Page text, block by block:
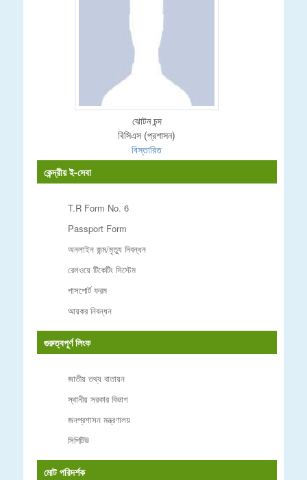
ঝোটন চন্দ
বিসিএস (প্রশাসন)
বিস্তারিত
কেন্দ্রীয় ই-সেবা
T.R Form No. 6
Passport Form
অনলাইন জন্ম/মৃত্যু নিবন্ধন
রেলওয়ে টিকেটিং সিস্টেম
পাসপোর্ট ফরম
আয়কর নিবন্ধন
গুরুত্বপূর্ণ লিংক
জাতীয় তথ্য বাতায়ন
স্থানীয় সরকার বিভাগ
জনপ্রশাসন মন্ত্রণালয়
সিপিটিউ
মোট পরিদর্শক